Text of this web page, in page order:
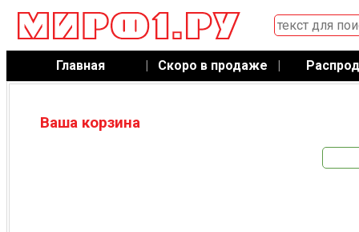
Главная | Скоро в продаже |
Ваша корзина